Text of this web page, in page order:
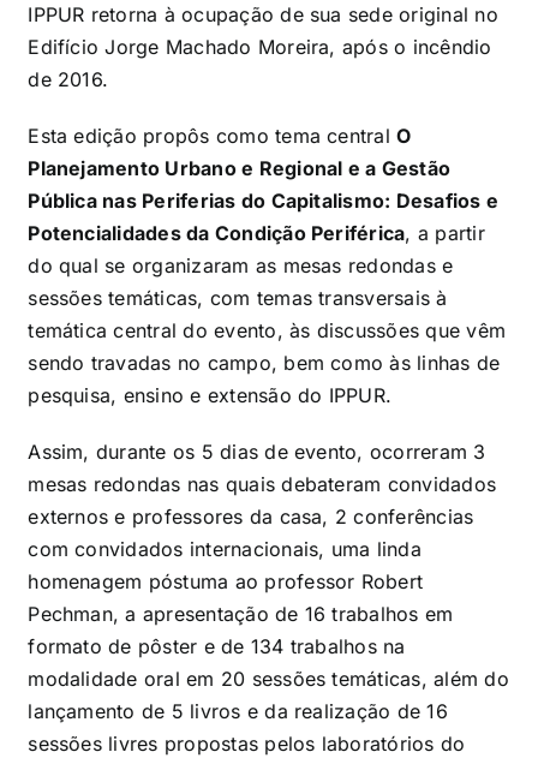
IPPUR retorna à ocupação de sua sede original no
Edifício Jorge Machado Moreira, após o incêndio
de 2016.
Esta edição propôs como tema centralO
Planejamento Urbano e Regional e a Gestão
Pública nas Periferias do Capitalismo: Desafios e
Potencialidades da Condição Periférica, a partir
do qual se organizaram as mesas redondas e
sessões temáticas, com temas transversais à
temática central do evento, às discussões que vêm
sendo travadas no campo, bem como às linhas de
pesquisa, ensino e extensão do IPPUR.
Assim, durante os 5 dias de evento, ocorreram 3
mesas redondas nas quais debateram convidados
externos e professores da casa, 2 conferências
com convidados internacionais, uma linda
homenagem póstuma ao professor Robert
Pechman, a apresentação de 16 trabalhos em
formato de pôster e de 134 trabalhos na
modalidade oral em 20 sessões temáticas, além do
lançamento de 5 livros e da realização de 16
sessões livres propostas pelos laboratórios do